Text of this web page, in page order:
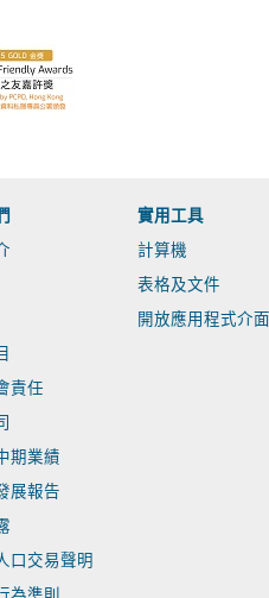
責任
期業績
展報告
口交易聲明
實用工具
計算機
表格及文件
開放應用程式介面